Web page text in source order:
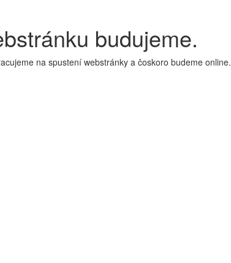
budujeme.
na spustení webstránky a čoskoro budeme online.